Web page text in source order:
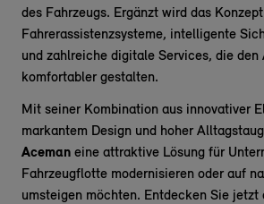
des Fahrzeugs. Ergänzt wird das
Fahrerassistenzsysteme, intelligente
und zahlreiche digitale Services, die
komfortabler gestalten.
Mit seiner Kombination aus innovativer
markantem Design und hoher
Aceman eine attraktive Lösung für
Fahrzeugflotte modernisieren oder auf
umsteigen möchten. Entdecken Sie jetzt